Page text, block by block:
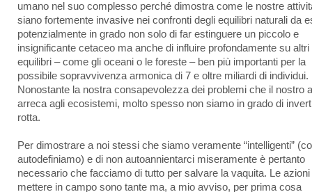
umano nel suo complesso perché dimostra come le nostre
siano fortemente invasive nei confronti degli equilibri naturali da
potenzialmente in grado non solo di far estinguere un piccolo e
insignificante cetaceo ma anche di influire profondamente su altri
equilibri – come gli oceani o le foreste – ben più importanti per la
possibile sopravvivenza armonica di 7 e oltre miliardi di individui.
Nonostante la nostra consapevolezza dei problemi che il nostro
arreca agli ecosistemi, molto spesso non siamo in grado di
rotta.
Per dimostrare a noi stessi che siamo veramente “intelligenti”
autodefiniamo) e di non autoannientarci miseramente è pertanto
necessario che facciamo di tutto per salvare la vaquita. Le azioni
mettere in campo sono tante ma, a mio avviso, per prima cosa